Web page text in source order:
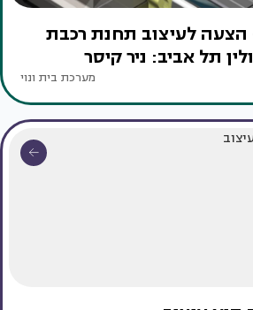
לעיצוב תחנת רכבת
תל אביב: ניר קיסר
מערכת בית ונוי